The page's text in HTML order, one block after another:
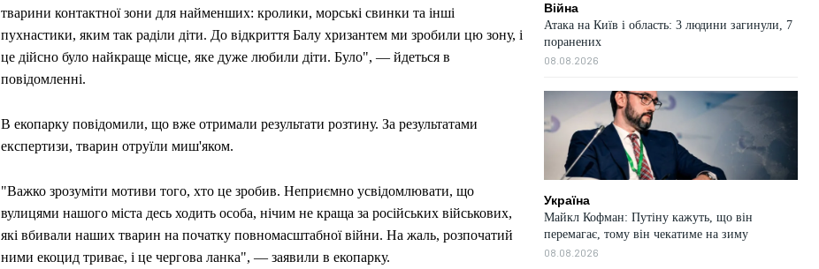
тварини контактної зони для найменших: кролики, морські свинки та інші
пухнастики, яким так раділи діти. До відкриття Балу хризантем ми зробили цю зону, і
це дійсно було найкраще місце, яке дуже любили діти. Було", — йдеться в
повідомленні.
В екопарку повідомили, що вже отримали результати розтину. За результатами
експертизи, тварин отруїли миш'яком.
"Важко зрозуміти мотиви того, хто це зробив. Неприємно усвідомлювати, що
вулицями нашого міста десь ходить особа, нічим не краща за російських військових,
які вбивали наших тварин на початку повномасштабної війни. На жаль, розпочатий
ними екоцид триває, і це чергова ланка", — заявили в екопарку.
Війна
Атака на Київ і область: 3 людини загинули, 7
поранених
08.08.2026
Україна
Майкл Кофман: Путіну кажуть, що він
перемагає, тому він чекатиме на зиму
08.08.2026